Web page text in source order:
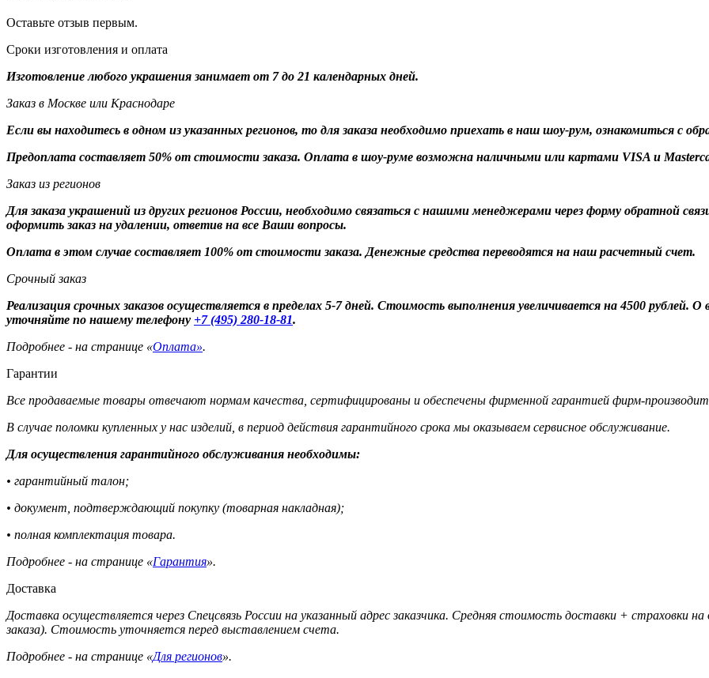
Оставьте отзыв первым.
Сроки изготовления и оплата
Изготовление любого украшения занимает от 7 до 21 календарных дней.
Заказ в Москве или Краснодаре
Если вы находитесь в одном из указанных регионов, то для заказа необходимо приехать в наш шоу-рум, ознакомиться с
Предоплата составляет 50% от стоимости заказа. Оплата в шоу-руме возможна наличными или картами VISA и
Заказ из регионов
Для заказа украшений из других регионов России, необходимо связаться с нашими менеджерами через форму обратной
оформить заказ на удалении, ответив на все Ваши вопросы.
Оплата в этом случае составляет 100% от стоимости заказа. Денежные средства переводятся на наш расчетный счет.
Срочный заказ
Реализация срочных заказов осуществляется в пределах 5-7 дней. Стоимость выполнения увеличивается на 4500 рублей.
уточняйте по нашему телефону +7 (495) 280-18-81.
Подробнее - на странице «Оплата».
Гарантии
Все продаваемые товары отвечают нормам качества, сертифицированы и обеспечены фирменной гарантией фирм-
В случае поломки купленных у нас изделий, в период действия гарантийного срока мы оказываем сервисное обслуживание.
Для осуществления гарантийного обслуживания необходимы:
• гарантийный талон;
• документ, подтверждающий покупку (товарная накладная);
• полная комплектация товара.
Подробнее - на странице «Гарантия».
Доставка
Доставка осуществляется через Спецсвязь России на указанный адрес заказчика. Средняя стоимость доставки + страховки
заказа). Стоимость уточняется перед выставлением счета.
Подробнее - на странице «Для регионов».